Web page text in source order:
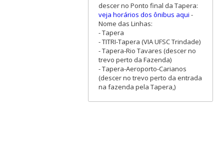
descer no Ponto final da Tapera:
veja horários dos ônibus aqui -
Nome das Linhas:
- Tapera
- TITRI-Tapera (VIA UFSC Trindade)
- Tapera-Rio Tavares (descer no
trevo perto da Fazenda)
- Tapera-Aeroporto-Carianos
(descer no trevo perto da entrada
na fazenda pela Tapera,)